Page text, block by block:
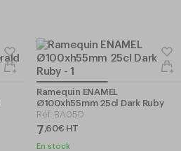
Ramequin ENAMEL
Ø100xh55mm 25cl Dark Ruby
Réf. BA05D
7,60€ HT
En stock